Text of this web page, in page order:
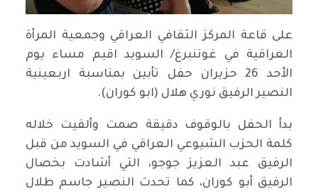
على قاعة المركز الثقافي العراقي وجمعية المرأة
العراقية في غوتنبرغ/ السويد اقيم مساء يوم
الأحد26
حزيران حفل تأبين بمناسبة اربعينية
النصير الرفيق نوري هلال (ابو كوران).
بدأ الحفل بالوقوف دقيقة صمت وألقيت خلاله
كلمة الحزب الشيوعي العراقي في السويد من قبل
الرفيق عبد العزيز جوجو، التي أشادت بخصال
الرفيق أبو كوران، كما تحدث النصير جاسم طلال